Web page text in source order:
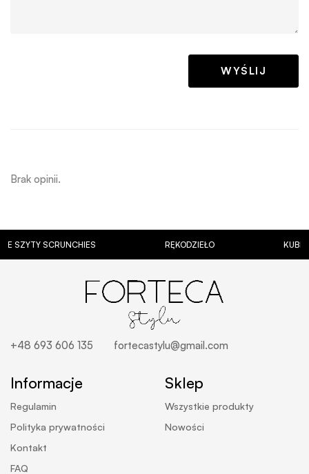
Brak opinii.
SCRUNCHIES RĘKODZIEŁO KUBKI Z
+48 693 606 135 fortecastylu@gmail.com
Informacje
Regulamin
Polityka prywatności
Kontakt
FAQ
Sklep
Wszystkie produkty
Nowości